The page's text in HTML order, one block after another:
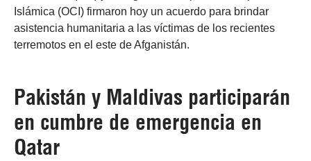
Islámica (OCI) firmaron hoy un acuerdo para brindar
asistencia humanitaria a las víctimas de los recientes
terremotos en el este de Afganistán.
Pakistán y Maldivas participarán
en cumbre de emergencia en
Qatar